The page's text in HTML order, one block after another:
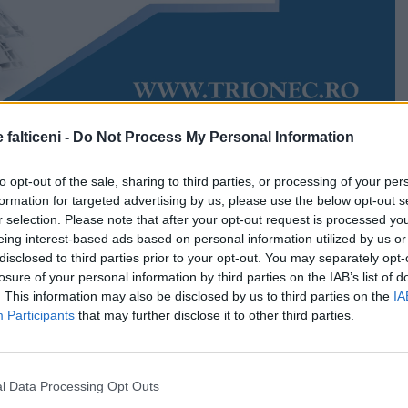
falticeni - Do Not Process My Personal Information
opt-out of the sale, sharing to third parties, or processing of your
for targeted advertising by us, please use the below opt-out
selection. Please note that after your opt-out request is processed
interest-based ads based on personal information utilized by us
to third parties prior to your opt-out. You may separately
of your personal information by third parties on the IAB’s list of
This information may also be disclosed by us to third parties on the
Participants that may further disclose it to other third parties.
Data Processing Opt Outs
Accesări:
de sărbătoare. Zilele Municipiului Fălticeni se apropie
autoritățile locale au definitivat programul ediției
va avea debuta la sfârșitul săptămânii viitoare și va
manifestări, dar și nelipsitul Bâlci de Sfântul Ilie.
al municipiului Fălticeni va fi sărbătorit pe 19 iulie,
Fălticeni va organiza obișnuita procesiunea
muzicale, culturale, artistice și sportive,